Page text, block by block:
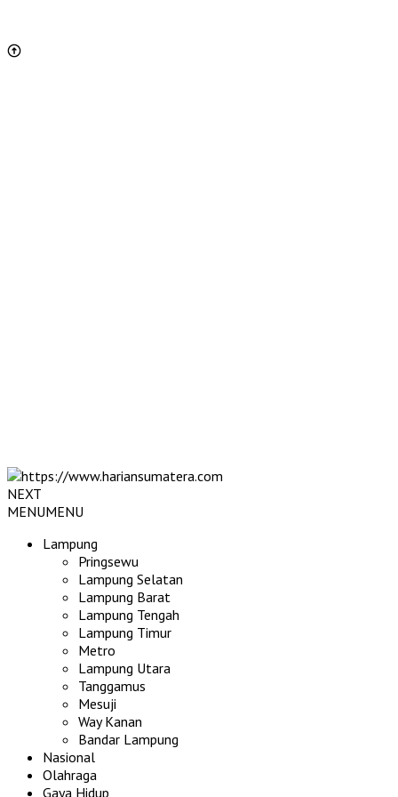
NEXT
MENUMENU
Lampung
Pringsewu
Lampung Selatan
Lampung Barat
Lampung Tengah
Lampung Timur
Metro
Lampung Utara
Tanggamus
Mesuji
Way Kanan
Bandar Lampung
Nasional
Olahraga
Gaya Hidup